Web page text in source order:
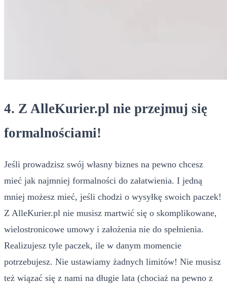
4. Z AlleKurier.pl nie przejmuj się
formalnościami!
Jeśli prowadzisz swój własny biznes na pewno chcesz
mieć jak najmniej formalności do załatwienia. I jedną
mniej możesz mieć, jeśli chodzi o wysyłkę swoich paczek!
Z AlleKurier.pl nie musisz martwić się o skomplikowane,
wielostronicowe umowy i założenia nie do spełnienia.
Realizujesz tyle paczek, ile w danym momencie
potrzebujesz. Nie ustawiamy żadnych limitów! Nie musisz
też wiązać się z nami na długie lata (chociaż na pewno z